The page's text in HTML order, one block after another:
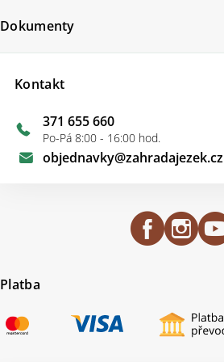
Kontakt
objednavky@zahradajezek.cz
371 655 660
Po-Pá 8:00 - 16:00 hod.
Dokumenty
Platba